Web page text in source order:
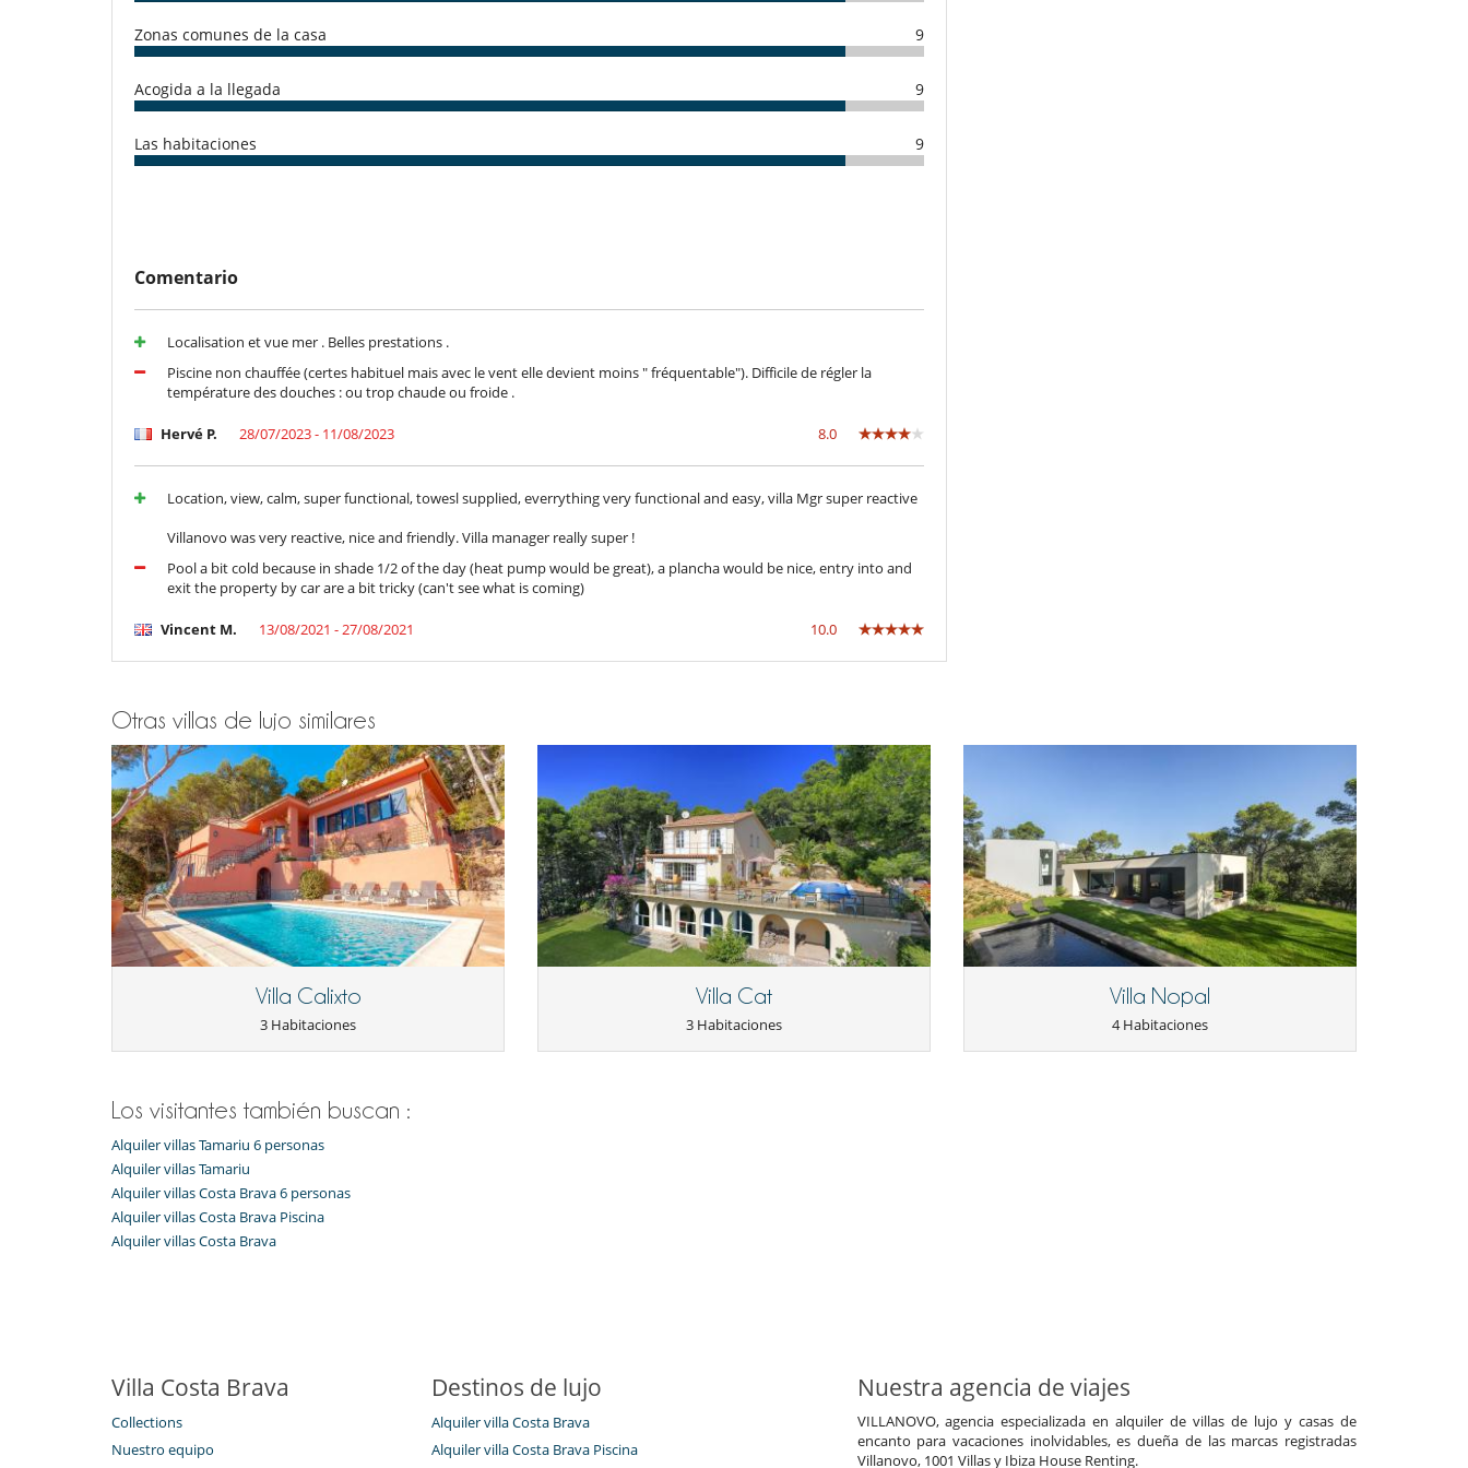
Zonas comunes de la casa 9
Acogida a la llegada 9
Las habitaciones 9
Comentario
Localisation et vue mer . Belles prestations .
Piscine non chauffée (certes habituel mais avec le vent elle devient moins " fréquentable"). Difficile de régler la
température des douches : ou trop chaude ou froide .
Hervé P. 28/07/2023 - 11/08/2023 8.0
Location, view, calm, super functional, towesl supplied, everrything very functional and easy, villa Mgr super reactive
Villanovo was very reactive, nice and friendly. Villa manager really super !
Pool a bit cold because in shade 1/2 of the day (heat pump would be great), a plancha would be nice, entry into and
exit the property by car are a bit tricky (can't see what is coming)
Vincent M. 13/08/2021 - 27/08/2021 10.0
Otras villas de lujo similares
Villa Calixto
3 Habitaciones
Villa Cat
3 Habitaciones
Villa Nopal
4 Habitaciones
Los visitantes también buscan :
Alquiler villas Tamariu 6 personas
Alquiler villas Tamariu
Alquiler villas Costa Brava 6 personas
Alquiler villas Costa Brava Piscina
Alquiler villas Costa Brava
Villa Costa Brava
Collections
Nuestro equipo
Destinos de lujo
Alquiler villa Costa Brava
Alquiler villa Costa Brava Piscina
Nuestra agencia de viajes
VILLANOVO, agencia especializada en alquiler de villas de lujo y casas de
encanto para vacaciones inolvidables, es dueña de las marcas registradas
Villanovo, 1001 Villas y Ibiza House Renting.